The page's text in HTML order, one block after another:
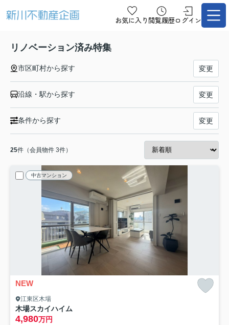
お気に入り 閲覧履歴ログイン
リノベーション済み特集
市区町村から探す 変更
沿線・駅から探す 変更
条件から探す 変更
25件（会員物件 3件）
中古マンション
NEW
江東区木場
木場スカイハイム
4,980万円